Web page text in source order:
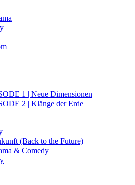
1 | Neue Dimensionen
2 | Klänge der Erde
(Back to the Future)
& Comedy